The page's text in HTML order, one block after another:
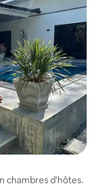
chambres d'hôtes.